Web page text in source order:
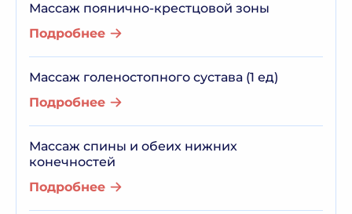
Массаж поянично-крестцовой зоны
Подробнее
Массаж голеностопного сустава (1 ед)
Подробнее
Массаж спины и обеих нижних
конечностей
Подробнее